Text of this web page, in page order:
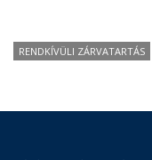
RENDKÍVÜLI ZÁRVATARTÁS